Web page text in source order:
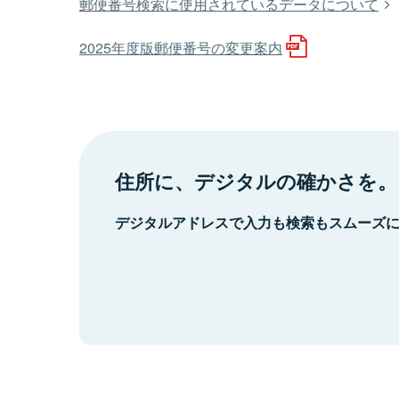
2025年度版郵便番号の変更案内
住所に、デジタルの確かさを。
デジタルアドレスで入力も検索もスムーズ